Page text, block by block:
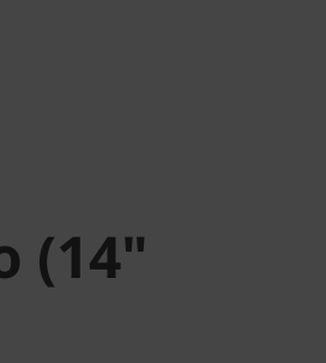
(14"